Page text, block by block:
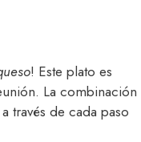
! Este plato es
La combinación
través de cada paso